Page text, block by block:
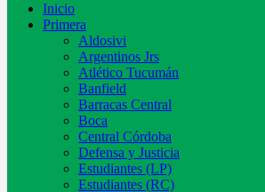
Inicio
Primera
Aldosivi
Argentinos Jrs
Atlético Tucumán
Banfield
Barracas Central
Boca
Central Córdoba
Defensa y Justicia
Estudiantes (LP)
Estudiantes (RC)